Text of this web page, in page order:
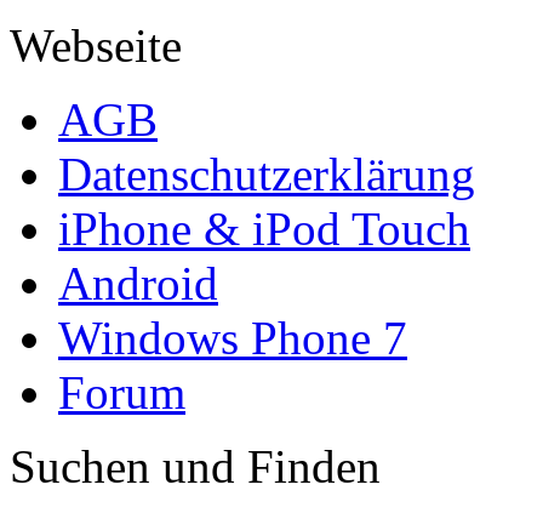
Webseite
AGB
Datenschutzerklärung
iPhone & iPod Touch
Android
Windows Phone 7
Forum
Suchen und Finden